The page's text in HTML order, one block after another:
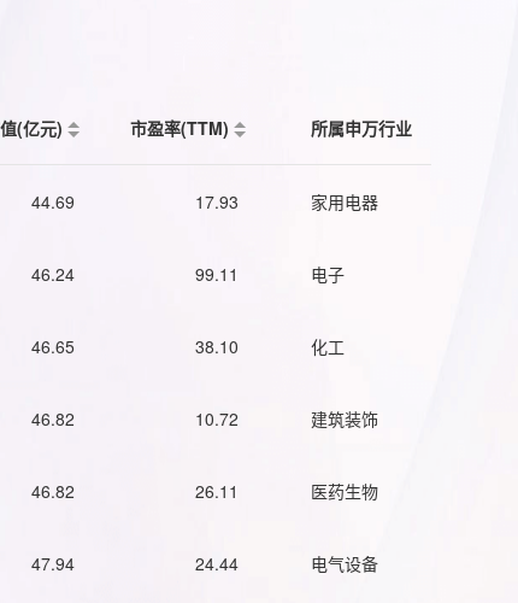
(亿元) 市盈率(TTM) 所属申万行业
44.69 17.93 家用电器
46.24 99.11 电子
46.65 38.10 化工
46.82 10.72 建筑装饰
46.82 26.11 医药生物
47.94 24.44 电气设备